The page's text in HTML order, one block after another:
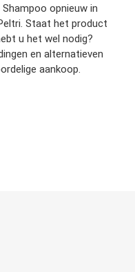
opnieuw in
Staat het product
u het wel nodig?
en alternatieven
aankoop.